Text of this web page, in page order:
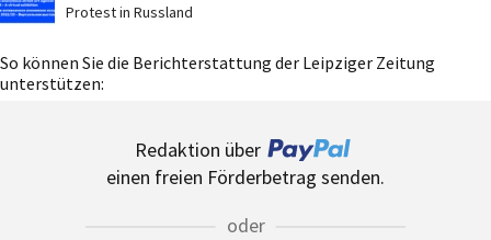
Protest in Russland
So können Sie die Berichterstattung der Leipziger Zeitung
unterstützen:
Redaktion über
einen freien Förderbetrag senden.
oder